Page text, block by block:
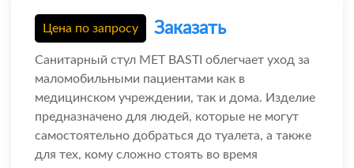
Цена по запросу Заказать
Санитарный стул MET BASTI облегчает уход за
маломобильными пациентами как в
медицинском учреждении, так и дома. Изделие
предназначено для людей, которые не могут
самостоятельно добраться до туалета, а также
для тех, кому сложно стоять во время